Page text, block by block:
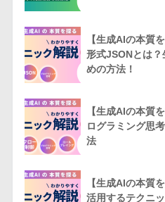
【生成AIの本質
形式JSONとは
めの方法！
【生成AIの本質
ログラミング思
法
【生成AIの本質
活用するテクニ